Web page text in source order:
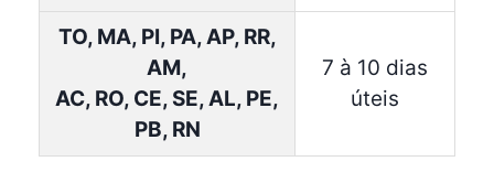
TO, MA, PI, PA, AP, RR,
AM,
AC, RO, CE, SE, AL, PE,
PB, RN
7 à 10 dias
úteis